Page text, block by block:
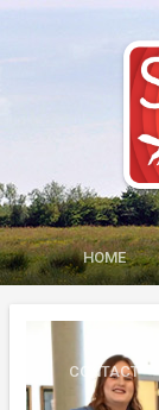
HOME
CONTACT